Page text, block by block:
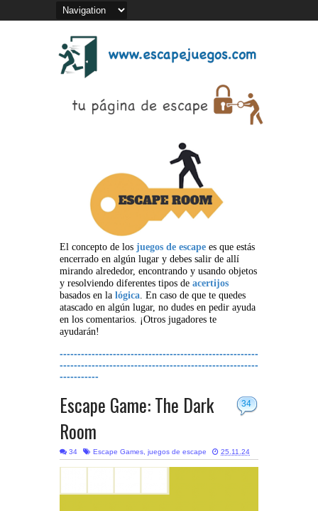
El concepto de los juegos de escape es que estás
encerrado en algún lugar y debes salir de allí
mirando alrededor, encontrando y usando objetos
y resolviendo diferentes tipos de acertijos
basados en la lógica. En caso de que te quedes
atascado en algún lugar, no dudes en pedir ayuda
en los comentarios. ¡Otros jugadores te
ayudarán!
--------------------------------------------------------
--------------------------------------------------------
-----------
34
Escape Game: The Dark
Room
34 Escape Games, juegos de escape 25.11.24